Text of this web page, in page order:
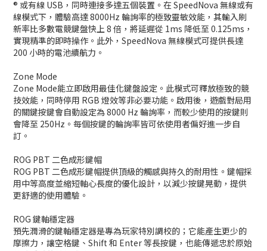
® 或有線 USB，同時連接多達五個裝置。在 SpeedNova 無線或有
線模式下，體驗高達 8000Hz 輪詢率的極致靈敏效能，其輸入刷
新率比多數電競鍵盤快上 8 倍，將延遲從 1ms 降低至 0.125ms，
實現精準的即時操作。此外，SpeedNova 無線模式可提供長達
200 小時的電池續航力。
Zone Mode
Zone Mode能立即啟用最佳化鍵盤設定。此模式可釋放極致的競
技效能，同時停用 RGB 燈效等非必要功能。啟用後，遊戲對局用
的關鍵按鍵會自動設定為 8000 Hz 輪詢率，而較少使用的按鍵則
會降至 250Hz。每個按鍵的輪詢率皆可依使用者偏好進一步自
訂。
ROG PBT 二色成形鍵帽
ROG PBT 二色成形鍵帽提供頂級的觸感與持久的耐用性。鍵帽採
用中等高度並縮短軸心長度的優化設計，以減少按鍵晃動，提供
更舒適的使用體驗。
ROG 鍵軸穩定器
預先潤滑的鍵軸穩定器是專為玩家特別調校的；它能產生更少的
摩擦力，讓空格鍵、Shift 和 Enter 等長按鍵，也能傳遞忠於原始